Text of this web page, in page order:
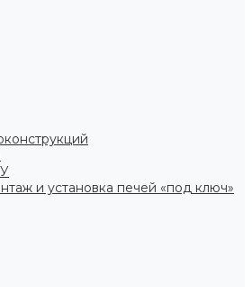
и установка печей «под ключ»